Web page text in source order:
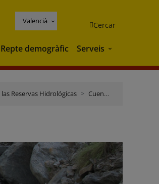
Valencià Cercar
ambient
Repte demogràfic Serveis Serveis
Reservas Hidrológicas Cuencas Mediterráneas Andaluzas